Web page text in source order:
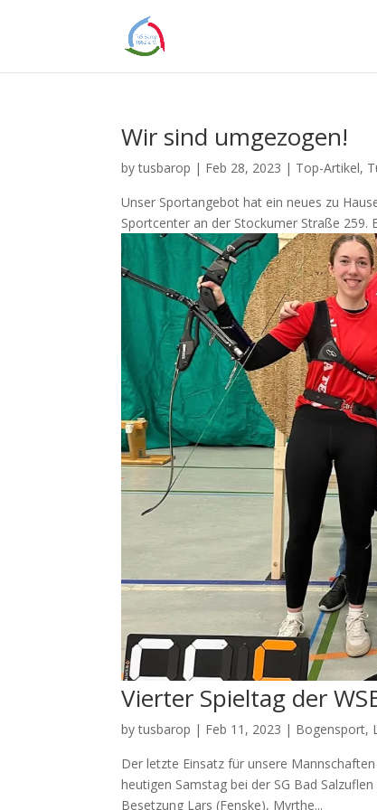
Wir sind umgezogen!
bytusbarop | Feb 28, 2023 | Top-Artikel,
Unser Sportangebot hat ein neues zu
Sportcenter an der Stockumer Straße 259.
Vierter Spieltag der
bytusbarop | Feb 11, 2023 | Bogensport,
Der letzte Einsatz für unsere
heutigen Samstag bei der SG Bad
Besetzung Lars (Fenske), Myrthe...